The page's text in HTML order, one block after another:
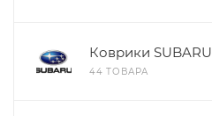
Коврики SUBARU
44 ТОВАРА